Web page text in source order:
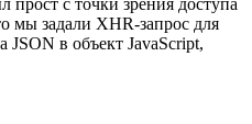
с точки зрения доступа
мы задали XHR-запрос для
JSON в объект JavaScript,